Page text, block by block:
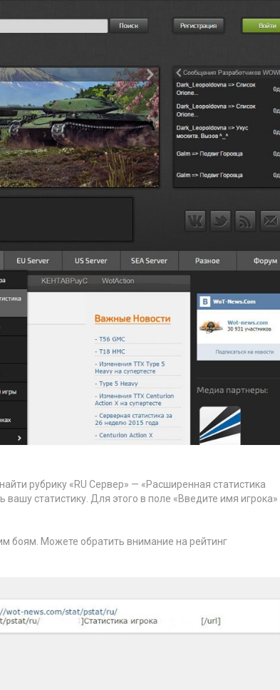
рубрику «RU Сервер» — «Расширенная статистика
статистику. Для этого в поле «Введите имя игрока»
боям. Можете обратить внимание на рейтинг